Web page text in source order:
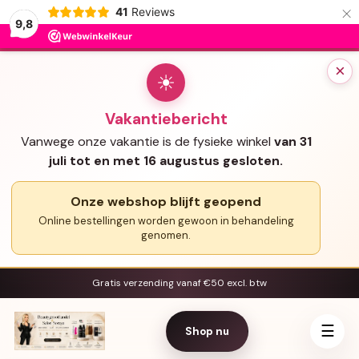
9,8
41 Reviews ×
×
☀
Vakantiebericht
Vanwege onze vakantie is de fysieke winkel van 31
juli tot en met 16 augustus gesloten.
Onze webshop blijft geopend
Online bestellingen worden gewoon in behandeling
genomen.
Gratis verzending vanaf €50 excl. btw
Shop nu ☰